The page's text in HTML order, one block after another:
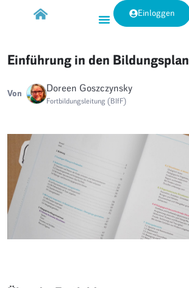
Einloggen
Einführung in den Bildungsplan
Von Doreen Goszczynsky
Fortbildungsleitung (BIfF)